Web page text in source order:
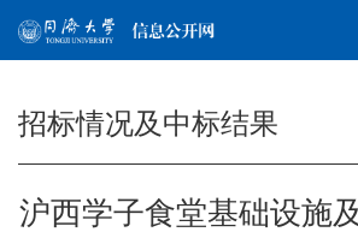
招标情况及中标结果
沪西学子食堂基础设施